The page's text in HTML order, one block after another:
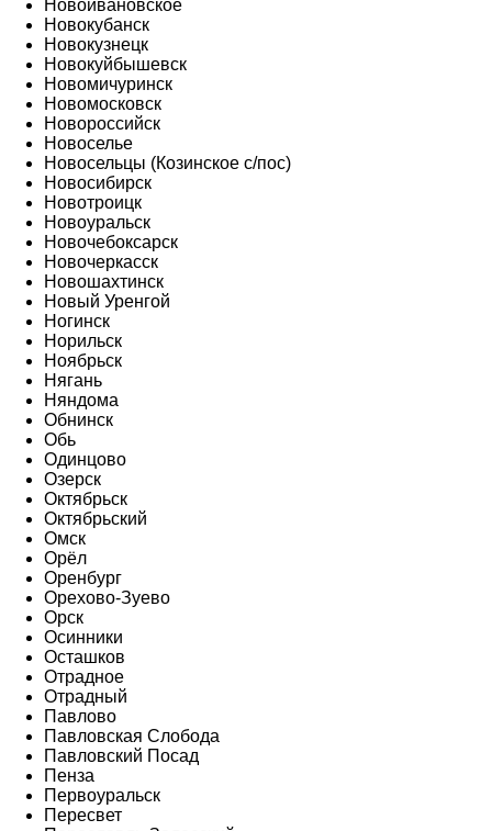
Новоивановское
Новокубанск
Новокузнецк
Новокуйбышевск
Новомичуринск
Новомосковск
Новороссийск
Новоселье
Новосельцы (Козинское с/пос)
Новосибирск
Новотроицк
Новоуральск
Новочебоксарск
Новочеркасск
Новошахтинск
Новый Уренгой
Ногинск
Норильск
Ноябрьск
Нягань
Няндома
Обнинск
Обь
Одинцово
Озерск
Октябрьск
Октябрьский
Омск
Орёл
Оренбург
Орехово-Зуево
Орск
Осинники
Осташков
Отрадное
Отрадный
Павлово
Павловская Слобода
Павловский Посад
Пенза
Первоуральск
Пересвет